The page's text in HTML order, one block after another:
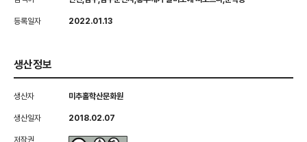
등록일자 2022.01.13
생산정보
생산자 미추홀학산문화원
생산일자 2018.02.07
저작권